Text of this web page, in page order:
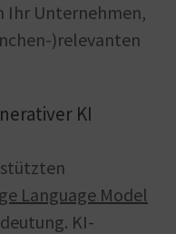
Ihr Unternehmen,
)relevanten
KI
Language Model
KI-